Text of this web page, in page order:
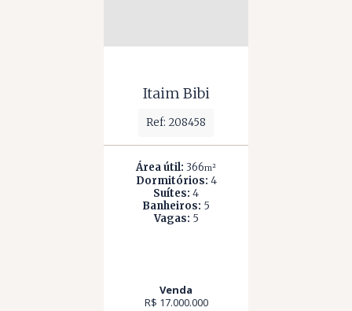
Itaim Bibi
Ref: 208458
Área útil: 366m²
Dormitórios: 4
Suítes: 4
Banheiros: 5
Vagas: 5
Venda
R$ 17.000.000